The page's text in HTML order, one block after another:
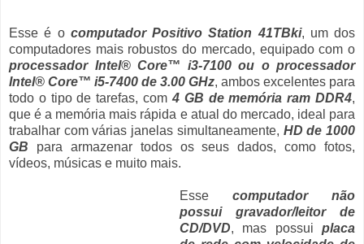
Esse é o computador Positivo Station 41TBki, um dos
computadores mais robustos do mercado, equipado com o
processador Intel® Core™ i3-7100 ou o processador
Intel® Core™ i5-7400 de 3.00 GHz, ambos excelentes para
todo o tipo de tarefas, com4 GB de memória ram DDR4,
que é a memória mais rápida e atual do mercado, ideal para
trabalhar com várias janelas simultaneamente, HD de 1000
GB para armazenar todos os seus dados, como fotos,
vídeos, músicas e muito mais.
Esse computador não
possui gravador/leitor de
CD/DVD, mas possui placa